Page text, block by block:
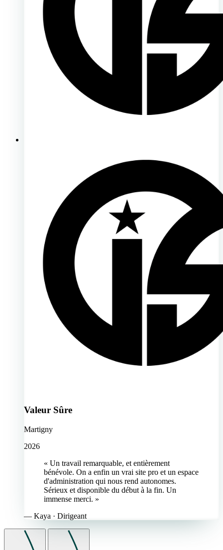
Valeur Sûre
Martigny
2026
« Un travail remarquable, et entièrement
bénévole. On a enfin un vrai site pro et un espace
d'administration qui nous rend autonomes.
Sérieux et disponible du début à la fin. Un
immense merci. »
— Kaya · Dirigeant